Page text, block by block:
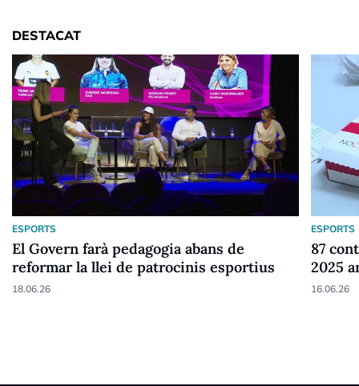
DESTACAT
ESPORTS
El Govern farà pedagogia abans de
reformar la llei de patrocinis esportius
18.06.26
ESPORTS
87
2025
16.06.26